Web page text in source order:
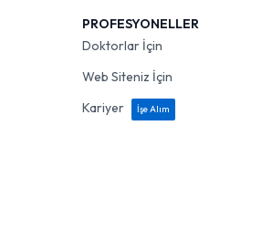
PROFESYONELLER
Doktorlar İçin
Web Siteniz İçin
Kariyer
İşe Alım